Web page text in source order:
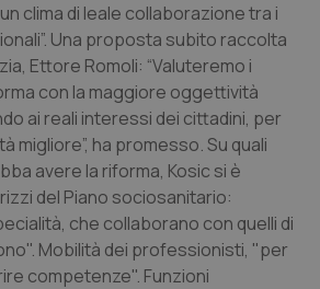
di Bolzano
di Trento
Scompenso
& Rettocolite Ulcerosa
& patologie neurodegenerative
clima di leale collaborazione tra i
Una proposta subito raccolta
Ettore Romoli: “Valuteremo i
con la maggiore oggettività
ai reali interessi dei cittadini, per
migliore”, ha promesso. Su quali
avere la riforma, Kosic si è
del Piano sociosanitario:
che collaborano con quelli di
Mobilità dei professionisti, "per
competenze". Funzioni